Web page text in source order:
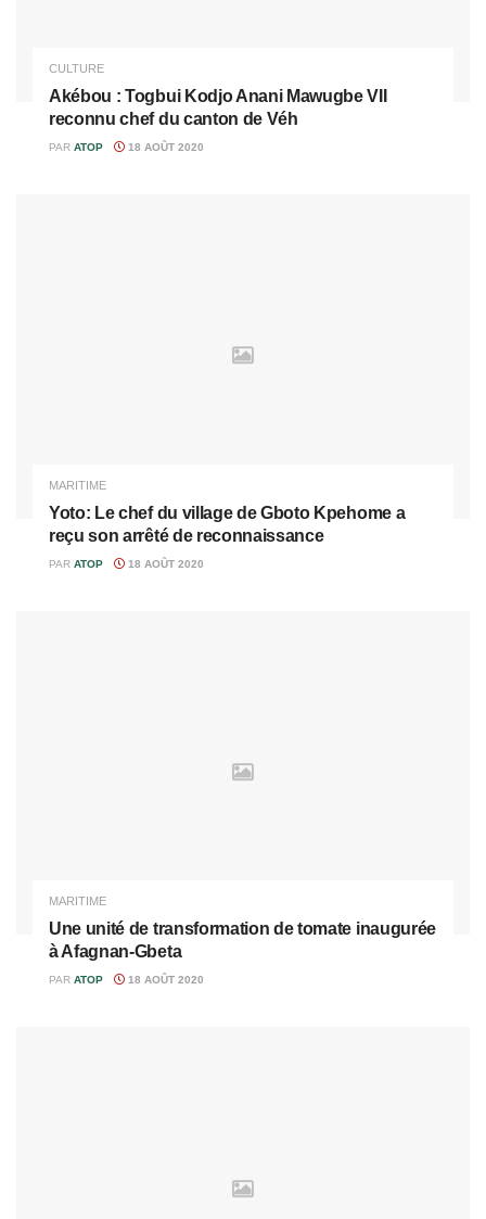
CULTURE
Akébou : Togbui Kodjo Anani Mawugbe VII
reconnu chef du canton de Véh
PAR ATOP 18 AOÛT 2020
MARITIME
Yoto: Le chef du village de Gboto Kpehome a
reçu son arrêté de reconnaissance
PAR ATOP 18 AOÛT 2020
MARITIME
Une unité de transformation de tomate inaugurée
à Afagnan-Gbeta
PAR ATOP 18 AOÛT 2020